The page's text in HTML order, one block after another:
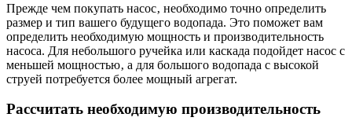
Прежде чем покупать насос‚ необходимо точно определить
размер и тип вашего будущего водопада. Это поможет вам
определить необходимую мощность и производительность
насоса. Для небольшого ручейка или каскада подойдет насос с
меньшей мощностью‚ а для большого водопада с высокой
струей потребуется более мощный агрегат.
Рассчитать необходимую производительность